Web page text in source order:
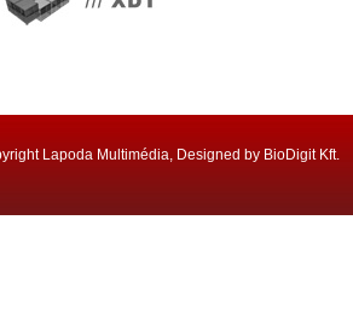
Lapoda Multimédia, Designed by BioDigit Kft.